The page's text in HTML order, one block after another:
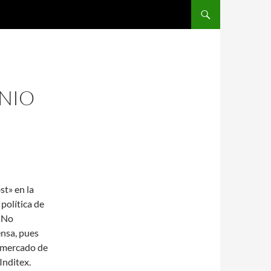
en la
política de
pues
de